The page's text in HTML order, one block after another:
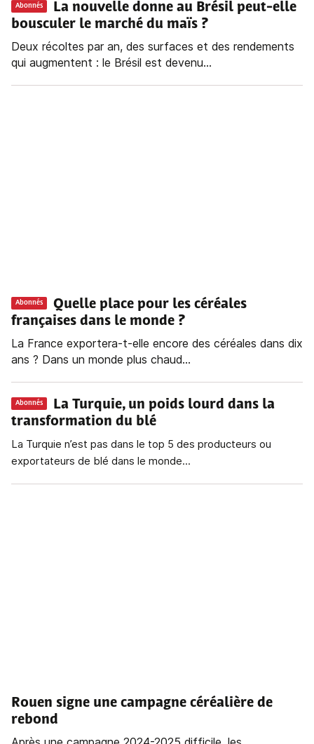
Abonnés
La nouvelle donne au Brésil peut-elle
bousculer le marché du maïs ?
Deux récoltes par an, des surfaces et des rendements
qui augmentent : le Brésil est devenu...
Abonnés
Quelle place pour les céréales
françaises dans le monde ?
La France exportera-t-elle encore des céréales dans dix
ans ? Dans un monde plus chaud...
Abonnés
La Turquie, un poids lourd dans la
transformation du blé
La Turquie n’est pas dans le top 5 des producteurs ou
exportateurs de blé dans le monde...
Rouen signe une campagne céréalière de
rebond